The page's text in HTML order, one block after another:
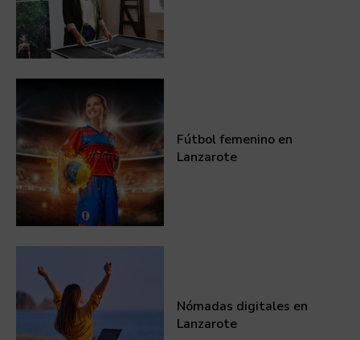
Fútbol femenino en
Lanzarote
Nómadas digitales en
Lanzarote